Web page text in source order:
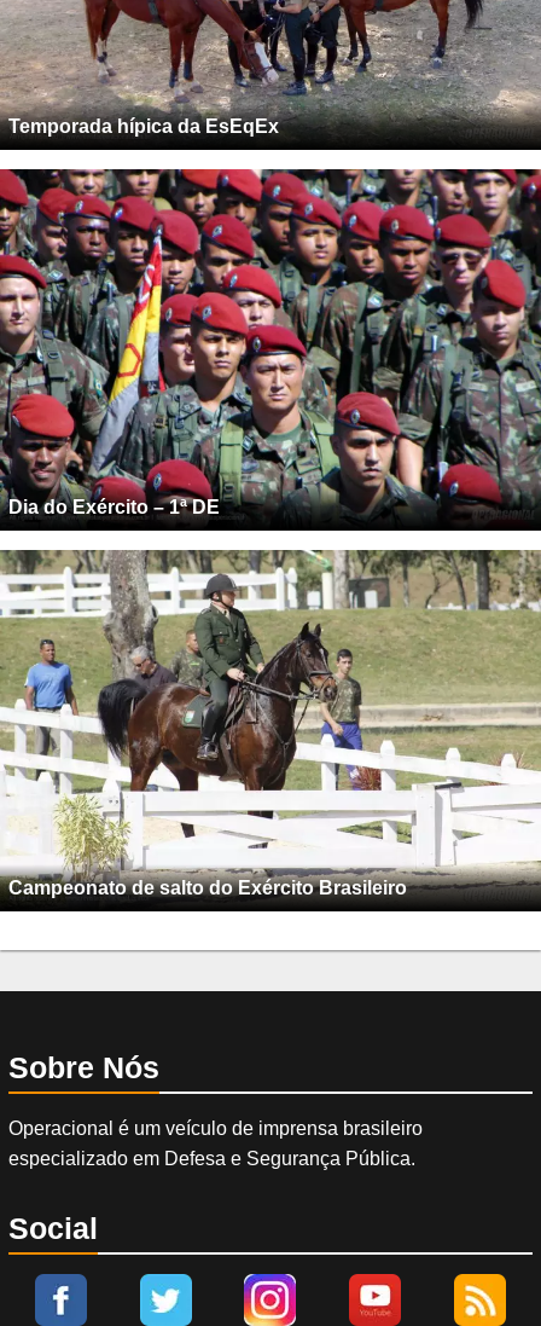
Temporada hípica da EsEqEx
Dia do Exército – 1ª DE
Campeonato de salto do Exército Brasileiro
Sobre Nós
Operacional é um veículo de imprensa brasileiro
especializado em Defesa e Segurança Pública.
Social